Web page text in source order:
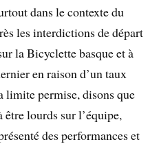
dans le contexte du
les interdictions de départ
la Bicyclette basque et à
en raison d’un taux
limite permise, disons que
être lourds sur l’équipe,
des performances et